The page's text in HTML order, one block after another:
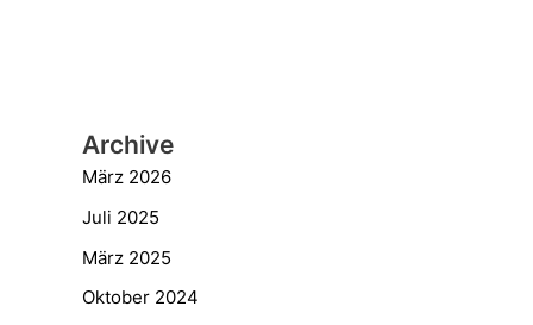
Archive
März 2026
Juli 2025
März 2025
Oktober 2024